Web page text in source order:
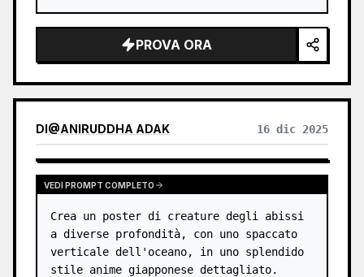
PROVA ORA
DI@ANIRUDDHA ADAK 16 dic 2025
VEDI PROMPT COMPLETO
Crea un poster di creature degli abissi
a diverse profondità, con uno spaccato
verticale dell'oceano, in uno splendido
stile anime giapponese dettagliato.